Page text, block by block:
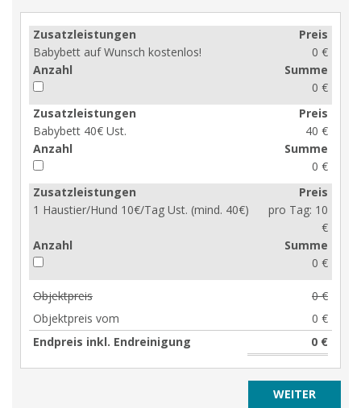
Zusatzleistungen
Babybett auf Wunsch kostenlos!
Preis
0 €
Anzahl
Summe
0 €
Zusatzleistungen
Babybett 40€ Ust.
Preis
40 €
Anzahl
Summe
0 €
Zusatzleistungen
1 Haustier/Hund 10€/Tag Ust. (mind. 40€)
Preis
pro Tag: 10
€
Anzahl
Summe
0 €
Objektpreis
0 €
Objektpreis vom
0 €
Endpreis inkl. Endreinigung
0 €